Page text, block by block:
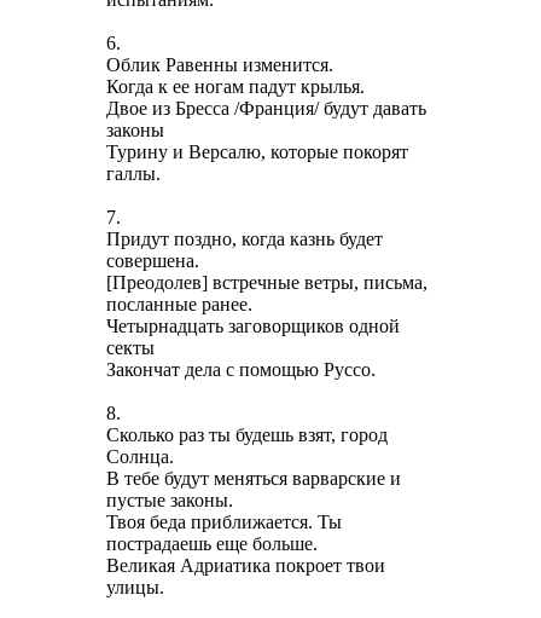
6.
Облик Равенны изменится.
Когда к ее ногам падут крылья.
Двое из Бресса /Франция/ будут давать
законы
Турину и Версалю, которые покорят
галлы.
7.
Придут поздно, когда казнь будет
совершена.
[Преодолев] встречные ветры, письма,
посланные ранее.
Четырнадцать заговорщиков одной
секты
Закончат дела с помощью Руссо.
8.
Сколько раз ты будешь взят, город
Солнца.
В тебе будут меняться варварские и
пустые законы.
Твоя беда приближается. Ты
пострадаешь еще больше.
Великая Адриатика покроет твои
улицы.